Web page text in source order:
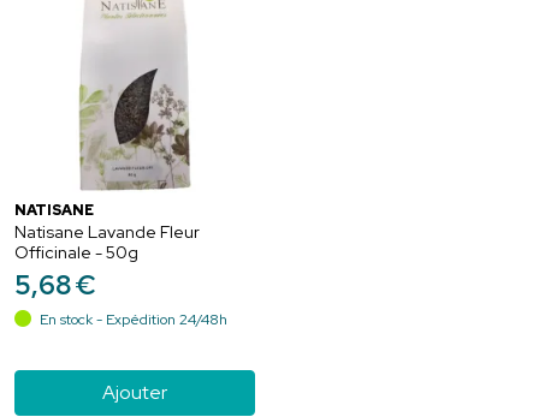
NATISANE
Natisane Lavande Fleur
Officinale - 50g
5,68€
En stock - Expédition 24/48h
Ajouter